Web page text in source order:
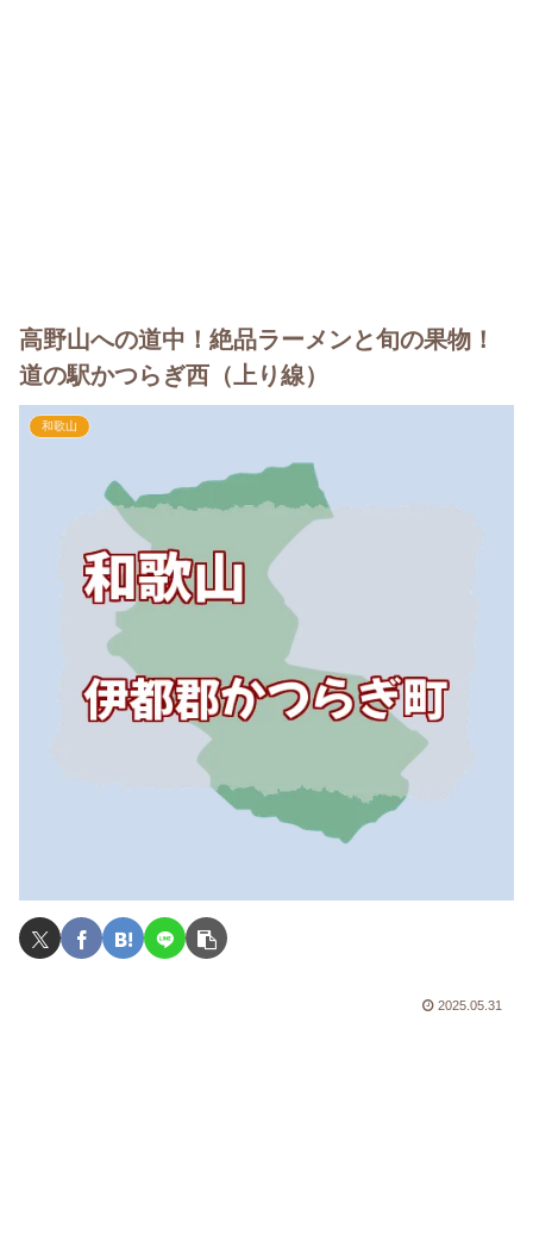
高野山への道中！絶品ラーメンと旬の果物！
道の駅かつらぎ西（上り線）
和歌山
2025.05.31